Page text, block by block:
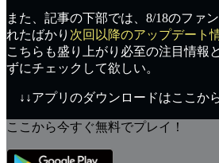
また、記事の下部では、 8/18のファ
れたばかり 次回以降のアップデート
こちらも盛り上がり必至の注目情報
ずにチェックして欲しい。
↓↓アプリのダウンロードはここか
ここから今すぐ無料でプレイ！